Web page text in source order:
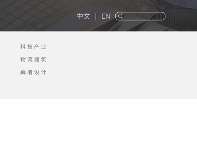
中文 | EN
科技产业
物流建筑
幕墙设计